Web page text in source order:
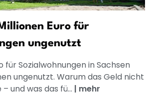
Euro für
ungenutzt
für Sozialwohnungen in Sachsen
ungenutzt. Warum das Geld nicht
und was das fü... | mehr